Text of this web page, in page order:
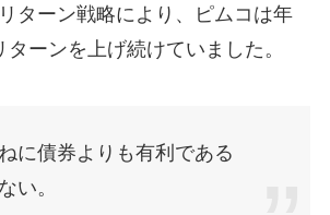
ターン戦略により、ピムコは年
ーンを上げ続けていました。
に債券よりも有利である
い。